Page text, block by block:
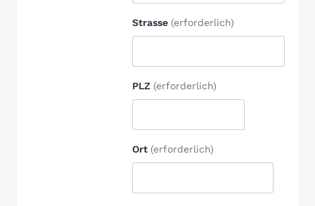
Strasse (erforderlich)
PLZ (erforderlich)
Ort (erforderlich)